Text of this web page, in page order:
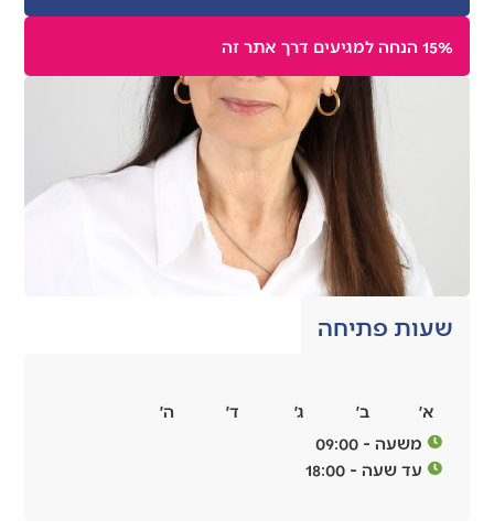
15% הנחה למגיעים דרך אתר זה
שעות פתיחה
א׳ ב׳ ג׳ ד׳
ה׳
משעה - 09:00
עד שעה - 18:00